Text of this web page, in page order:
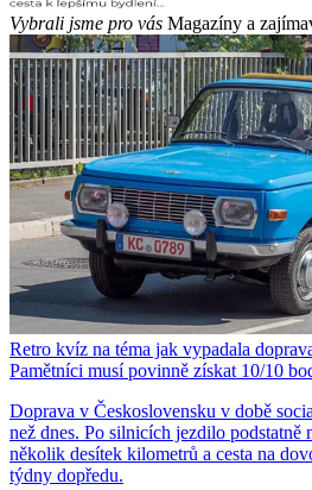
Vybrali jsme pro vás Magazíny a
Retro kvíz na téma jak vypadala
Pamětníci musí povinně získat 10/10
Doprava v Československu v době
než dnes. Po silnicích jezdilo podstatně
několik desítek kilometrů a cesta na
týdny dopředu.